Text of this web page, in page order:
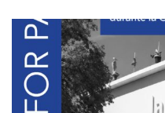
Justicia y Seguridad
EUROsociAL
EL PAcCTO
EUROFRONT